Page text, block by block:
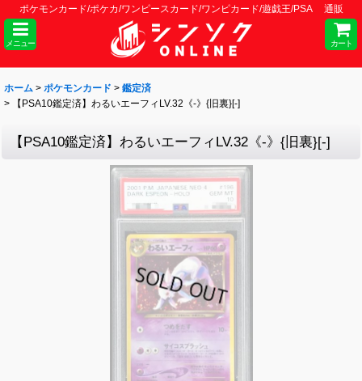
ポケモンカード/ポケカ/ワンピースカード/ワンピカード/遊戯王/PSA 通販
メニュー カート
ホーム > ポケモンカード > 鑑定済
>
【PSA10鑑定済】わるいエーフィLV.32《-》{旧裏}[-]
【PSA10鑑定済】わるいエーフィLV.32《-》{旧裏}[-]